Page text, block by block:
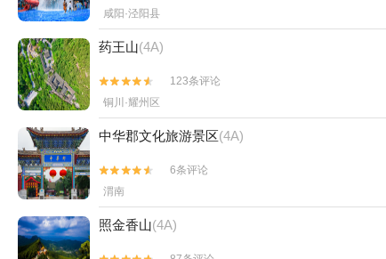
咸阳·泾阳县
药王山(4A)


123条评论
铜川·耀州区
中华郡文化旅游景区(4A)


6条评论
渭南
照金香山(4A)